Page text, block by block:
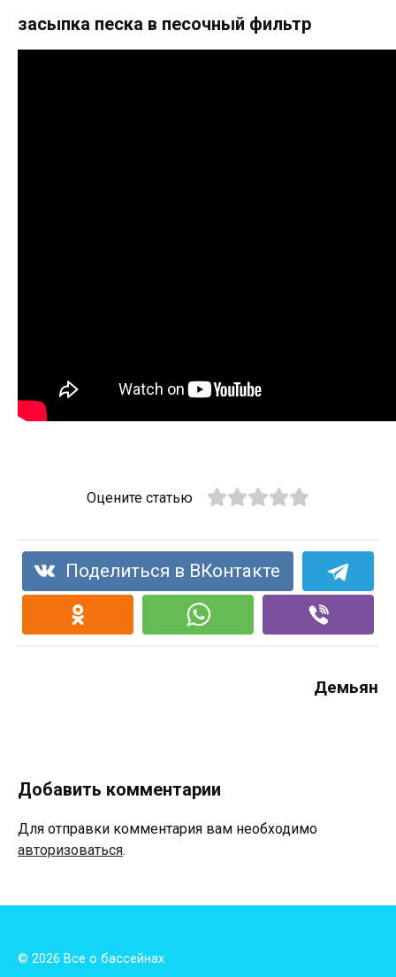
засыпка песка в песочный фильтр
Оцените статью
Поделиться в ВКонтакте
Демьян
Добавить комментарии
Для отправки комментария вам необходимо
авторизоваться.
© 2026 Все о бассейнах